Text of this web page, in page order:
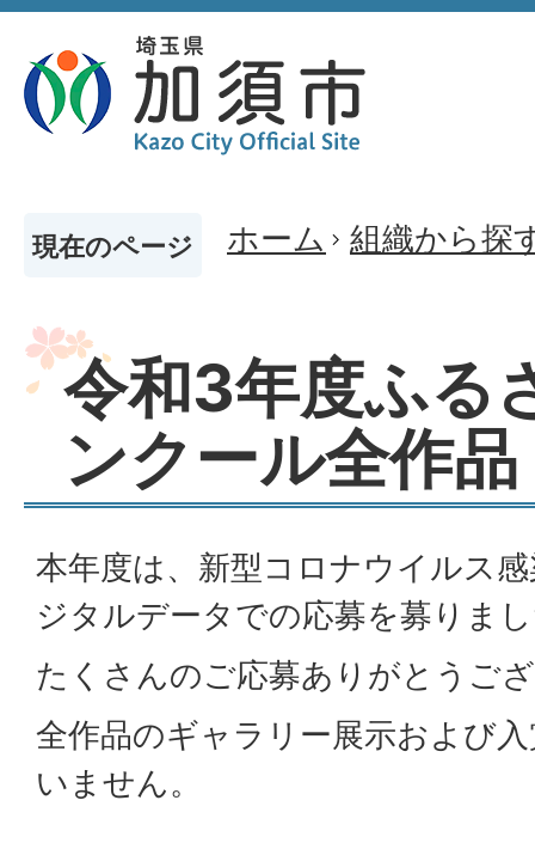
現在のページ ホーム 組織から探
令和3年度ふる
ンクール全作品
本年度は、新型コロナウイルス
ジタルデータでの応募を募りま
たくさんのご応募ありがとうご
全作品のギャラリー展示および
いません。